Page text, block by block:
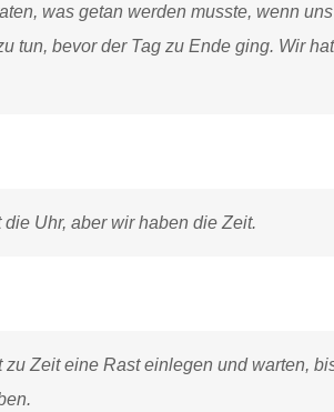
was getan werden musste, wenn
tun, bevor der Tag zu Ende ging. Wir
Uhr, aber wir haben die Zeit.
zu Zeit eine Rast einlegen und warten,